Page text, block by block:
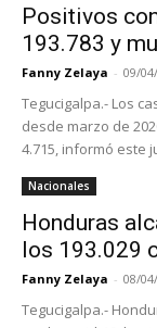
Positivos
193.783 y
Fanny Zelaya - 09/
Tegucigalpa.- Los
desde marzo de
4.715, informó este
Nacionales
Honduras
los 193.029
Fanny Zelaya - 08/
Tegucigalpa.-